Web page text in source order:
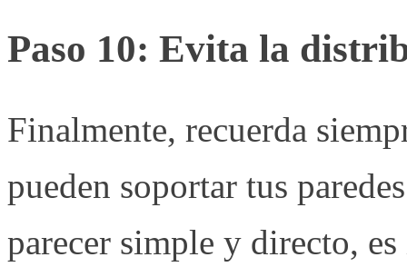
Paso 10: Evita la
Finalmente, recuerda
pueden soportar tus
parecer simple y directo,